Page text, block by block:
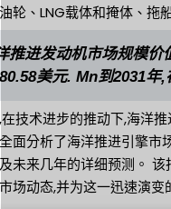
轮、LNG载体和掩体、拖
推进发动机市场规模价
美元. Mn到2031年
技术进步的推动下,海洋
面分析了海洋推进引擎市
未来几年的详细预测。
场动态,并为这一迅速演